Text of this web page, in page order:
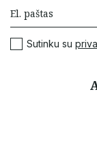
Sutinku su